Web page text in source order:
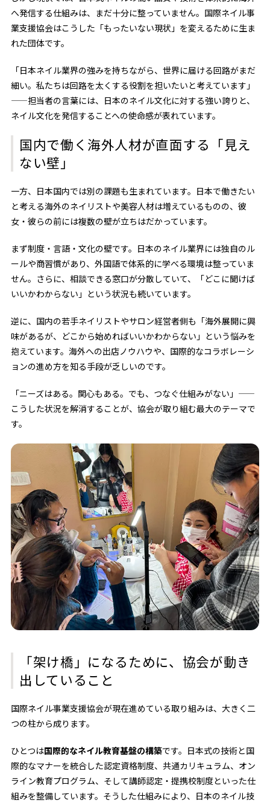
へ発信する仕組みは、まだ十分に整っていません。国際ネイル事
業支援協会はこうした「もったいない現状」を変えるために生ま
れた団体です。
「日本ネイル業界の強みを持ちながら、世界に届ける回路がまだ
細い。私たちは回路を太くする役割を担いたいと考えています」
——担当者の言葉には、日本のネイル文化に対する強い誇りと、
ネイル文化を発信することへの使命感が表れています。
国内で働く海外人材が直面する「見え
ない壁」
一方、日本国内では別の課題も生まれています。日本で働きたい
と考える海外のネイリストや美容人材は増えているものの、彼
女・彼らの前には複数の壁が立ちはだかっています。
まず制度・言語・文化の壁です。日本のネイル業界には独自のル
ールや商習慣があり、外国語で体系的に学べる環境は整っていま
せん。さらに、相談できる窓口が分散していて、「どこに聞けば
いいかわからない」という状況も続いています。
逆に、国内の若手ネイリストやサロン経営者側も「海外展開に興
味があるが、どこから始めればいいかわからない」という悩みを
抱えています。海外への出店ノウハウや、国際的なコラボレーシ
ョンの進め方を知る手段が乏しいのです。
「ニーズはある。関心もある。でも、つなぐ仕組みがない」——
こうした状況を解消することが、協会が取り組む最大のテーマで
す。
「架け橋」になるために、協会が動き
出していること
国際ネイル事業支援協会が現在進めている取り組みは、大きく二
つの柱から成ります。
ひとつは国際的なネイル教育基盤の構築です。日本式の技術と国
際的なマナーを統合した認定資格制度、共通カリキュラム、オン
ライン教育プログラム、そして講師認定・提携校制度といった仕
組みを整備しています。そうした仕組みにより、日本のネイル技